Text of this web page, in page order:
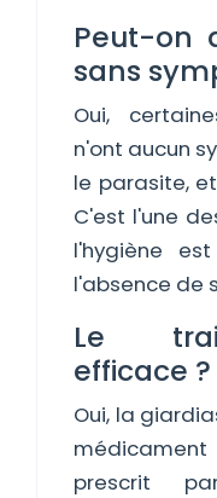
Peut-on
sans
Oui,
n'ont aucun
le parasite,
C'est l'une
l'hygiène
l'absence de
Le
efficace ?
Oui, la
prescrit